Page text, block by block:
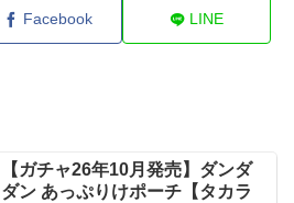
Facebook LINE
【ガチャ26年10月発売】ダンダ
ダン あっぷりけポーチ【タカラ